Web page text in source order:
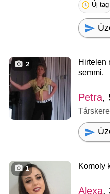
Új tag
2
Hirtelen
semmi.
Petra,
1 Komoly
Alexa,